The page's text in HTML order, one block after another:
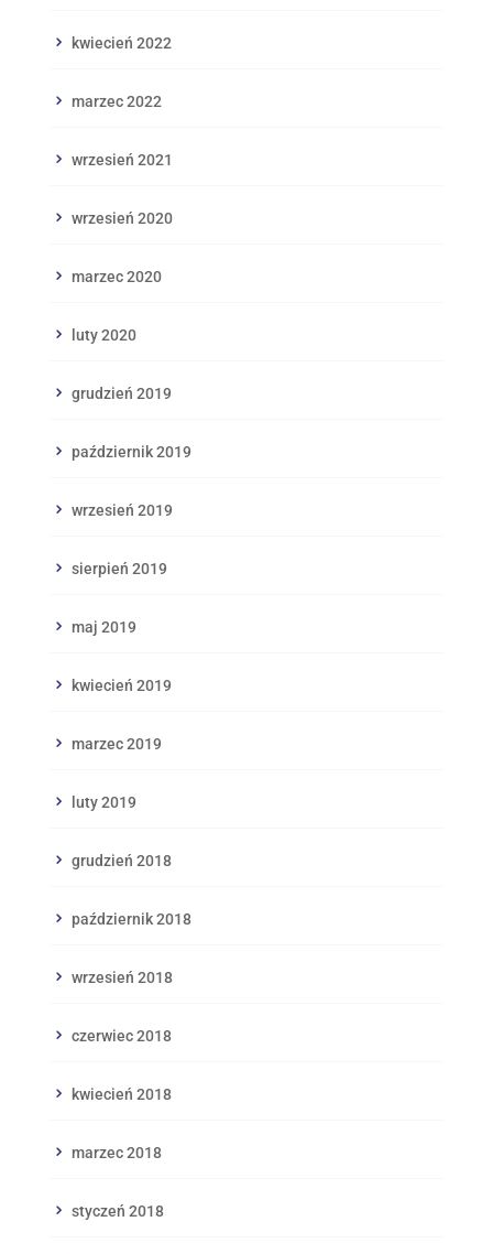
kwiecień 2022
marzec 2022
wrzesień 2021
wrzesień 2020
marzec 2020
luty 2020
grudzień 2019
październik 2019
wrzesień 2019
sierpień 2019
maj 2019
kwiecień 2019
marzec 2019
luty 2019
grudzień 2018
październik 2018
wrzesień 2018
czerwiec 2018
kwiecień 2018
marzec 2018
styczeń 2018